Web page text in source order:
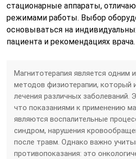
стационарные аппараты,
режимами работы. Выбор
основываться на
пациента и рекомендациях врача.
Магнитотерапия является одним
методов физиотерапии, который
лечения различных заболеваний.
что показаниями к применению
являются воспалительные
синдром, нарушения
после травм. Однако важно
противопоказания: это